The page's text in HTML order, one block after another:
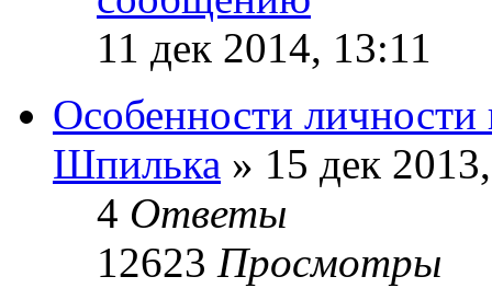
11 дек 2014, 13:11
Особенности
Шпилька » 15 дек
4 Ответы
12623 Просмотры